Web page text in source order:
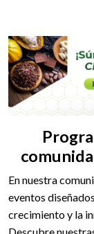
En nuestra
eventos
crecimiento y la